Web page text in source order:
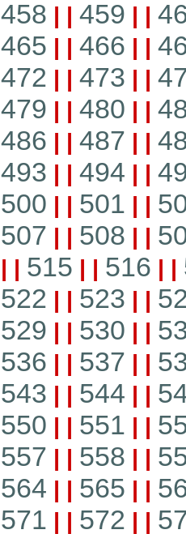
458 | | 459 | |
465 | | 466 | |
472 | | 473 | |
479 | | 480 | |
486 | | 487 | |
493 | | 494 | |
500 | | 501 | |
507 | | 508 | |
| | 515 | | 516 | |
522 | | 523 | |
529 | | 530 | |
536 | | 537 | |
543 | | 544 | |
550 | | 551 | |
557 | | 558 | |
564 | | 565 | |
571 | | 572 | |